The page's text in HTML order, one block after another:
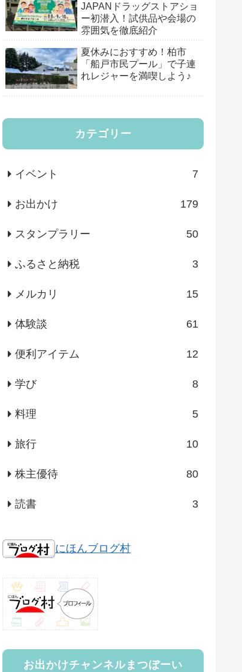
JAPANドラッグストアショ
ー初潜入！試供品や会場の
雰囲気を徹底紹介
夏休みにおすすめ！柏市
「船戸市民プール」で子連
れレジャーを満喫しよう♪
カテゴリー
イベント 7
お出かけ 179
スタンプラリー 50
ふるさと納税 3
メルカリ 15
体験談 61
便利アイテム 12
学び 8
料理 5
旅行 10
株主優待 80
読書 3
にほんブログ村
お出かけチャンネルまつぼーい